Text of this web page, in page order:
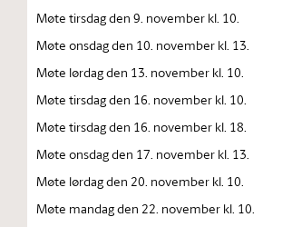
Møte tirsdag den 9. november kl. 10.
Møte onsdag den 10. november kl. 13.
Møte lørdag den 13. november kl. 10.
Møte tirsdag den 16. november kl. 10.
Møte tirsdag den 16. november kl. 18.
Møte onsdag den 17. november kl. 13.
Møte lørdag den 20. november kl. 10.
Møte mandag den 22. november kl. 10.